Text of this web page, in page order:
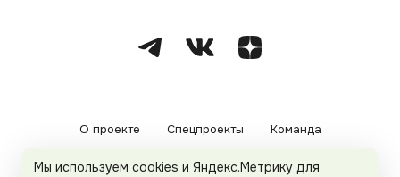
О проекте Спецпроекты Команда
Рекламодателям Политика конфиденциальности
Мы используем cookies и Яндекс.Метрику для